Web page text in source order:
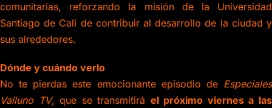
comunitarias, reforzando la misión de la Universidad
Santiago de Cali de contribuir al desarrollo de la ciudad y
sus alrededores.
Dónde y cuándo verlo
No te pierdas este emocionante episodio de Especiales
Valluno TV, que se transmitirá el próximo viernes a las